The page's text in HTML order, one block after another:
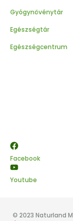
Facebook
Youtube
Gyógynövénytár
Egészségtár
Egészségcentrum
© 2023 Naturland